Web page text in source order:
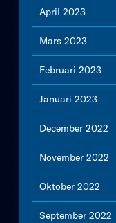
April 2023
Mars 2023
Februari 2023
Januari 2023
December 2022
November 2022
Oktober 2022
September 2022